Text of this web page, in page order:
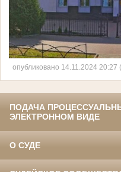
опубликовано 14.11.2024
ПОДАЧА
ЭЛЕКТРОННОМ ВИДЕ
О СУДЕ